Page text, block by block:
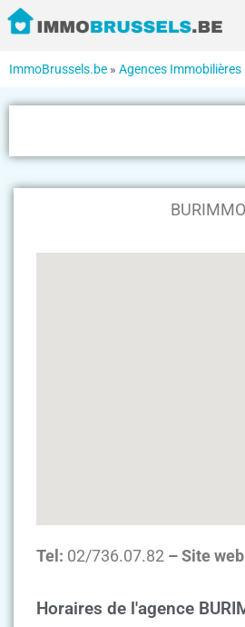
ImmoBrussels.be » Agences Immobilières
Tel: 02/736.07.82 – Site
Horaires de l'agence